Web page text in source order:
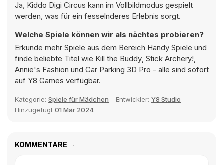
Ja, Kiddo Digi Circus kann im Vollbildmodus gespielt
werden, was für ein fesselnderes Erlebnis sorgt.
Welche Spiele können wir als nächtes probieren?
Erkunde mehr Spiele aus dem Bereich Handy Spiele und
finde beliebte Titel wie Kill the Buddy, Stick Archery!,
Annie's Fashion und Car Parking 3D Pro - alle sind sofort
auf Y8 Games verfügbar.
Kategorie: Spiele für Mädchen Entwickler: Y8 Studio
Hinzugefügt 01 Mär 2024
KOMMENTARE